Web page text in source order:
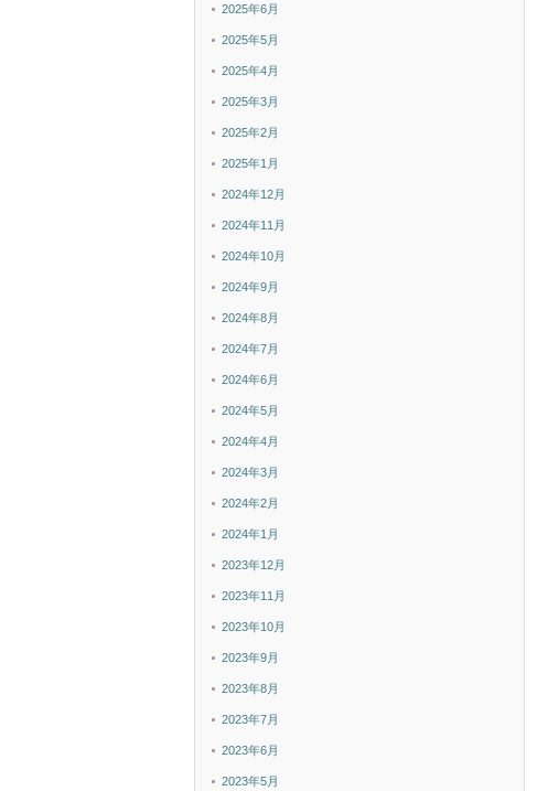
2025年6月
2025年5月
2025年4月
2025年3月
2025年2月
2025年1月
2024年12月
2024年11月
2024年10月
2024年9月
2024年8月
2024年7月
2024年6月
2024年5月
2024年4月
2024年3月
2024年2月
2024年1月
2023年12月
2023年11月
2023年10月
2023年9月
2023年8月
2023年7月
2023年6月
2023年5月